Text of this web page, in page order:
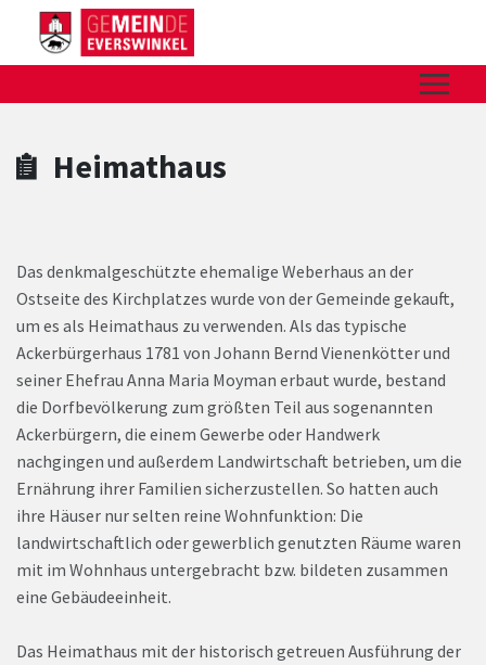
Zum Header
Zum Hauptinhalt
Zum Footer
Zum Hauptinhalt springen
Heimathaus
Das denkmalgeschützte ehemalige Weberhaus an der
Ostseite des Kirchplatzes wurde von der Gemeinde gekauft,
um es als Heimathaus zu verwenden. Als das typische
Ackerbürgerhaus 1781 von Johann Bernd Vienenkötter und
seiner Ehefrau Anna Maria Moyman erbaut wurde, bestand
die Dorfbevölkerung zum größten Teil aus sogenannten
Ackerbürgern, die einem Gewerbe oder Handwerk
nachgingen und außerdem Landwirtschaft betrieben, um die
Ernährung ihrer Familien sicherzustellen. So hatten auch
ihre Häuser nur selten reine Wohnfunktion: Die
landwirtschaftlich oder gewerblich genutzten Räume waren
mit im Wohnhaus untergebracht bzw. bildeten zusammen
eine Gebäudeeinheit.
Das Heimathaus mit der historisch getreuen Ausführung der